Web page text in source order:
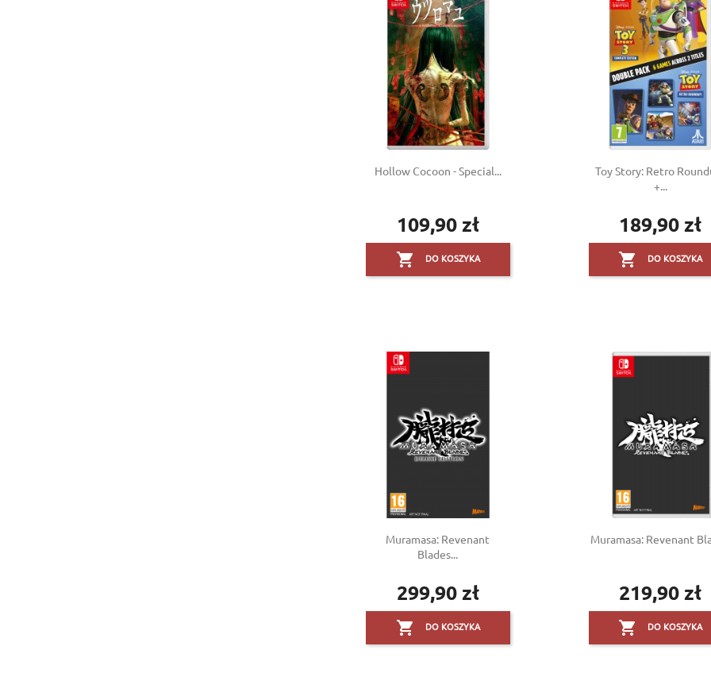
Hollow Cocoon - Special...
Cena
109,90 zł
 DO KOSZYKA
Toy Story: Retro
+...
Cena
189,90 zł
 DO KOSZYKA
Muramasa: Revenant
Blades...
Cena
299,90 zł
 DO KOSZYKA
Muramasa: Revenant
Cena
219,90 zł
 DO KOSZYKA